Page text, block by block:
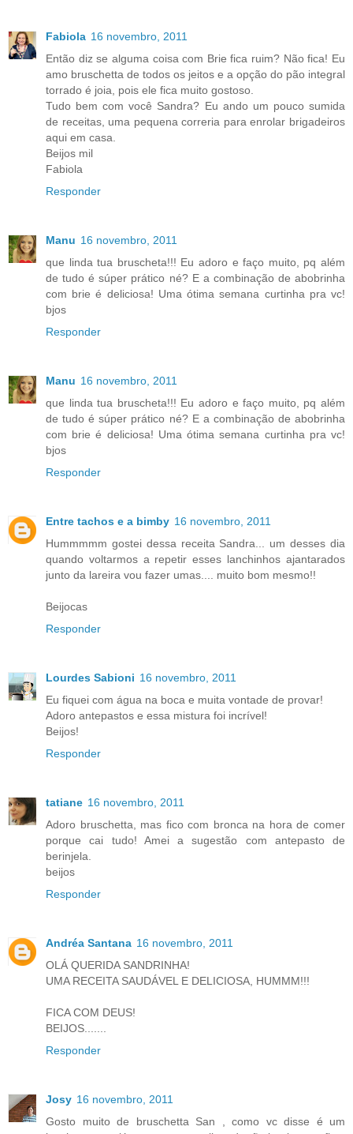
Fabiola 16 novembro, 2011
Então diz se alguma coisa com Brie fica ruim? Não fica! Eu
amo bruschetta de todos os jeitos e a opção do pão integral
torrado é joia, pois ele fica muito gostoso.
Tudo bem com você Sandra? Eu ando um pouco sumida
de receitas, uma pequena correria para enrolar brigadeiros
aqui em casa.
Beijos mil
Fabiola
Responder
Manu 16 novembro, 2011
que linda tua bruscheta!!! Eu adoro e faço muito, pq além
de tudo é súper prático né? E a combinação de abobrinha
com brie é deliciosa! Uma ótima semana curtinha pra vc!
bjos
Responder
Manu 16 novembro, 2011
que linda tua bruscheta!!! Eu adoro e faço muito, pq além
de tudo é súper prático né? E a combinação de abobrinha
com brie é deliciosa! Uma ótima semana curtinha pra vc!
bjos
Responder
Entre tachos e a bimby 16 novembro, 2011
Hummmmm gostei dessa receita Sandra... um desses dia
quando voltarmos a repetir esses lanchinhos ajantarados
junto da lareira vou fazer umas.... muito bom mesmo!!
Beijocas
Responder
Lourdes Sabioni 16 novembro, 2011
Eu fiquei com água na boca e muita vontade de provar!
Adoro antepastos e essa mistura foi incrível!
Beijos!
Responder
tatiane 16 novembro, 2011
Adoro bruschetta, mas fico com bronca na hora de comer
porque cai tudo! Amei a sugestão com antepasto de
berinjela.
beijos
Responder
Andréa Santana 16 novembro, 2011
OLÁ QUERIDA SANDRINHA!
UMA RECEITA SAUDÁVEL E DELICIOSA, HUMMM!!!
FICA COM DEUS!
BEIJOS.......
Responder
Josy 16 novembro, 2011
Gosto muito de bruschetta San , como vc disse é um